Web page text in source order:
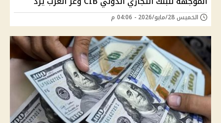
الخميس 28/مايو/2026 - 04:06 م